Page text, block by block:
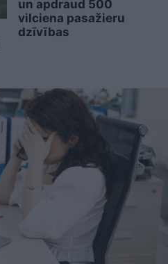
un apdraud 500
vilciena pasažieru
dzīvības